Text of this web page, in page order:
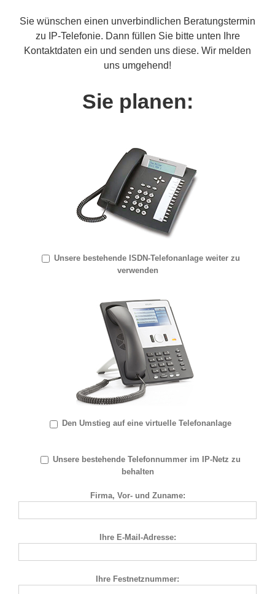
Sie wünschen einen unverbindlichen Beratungstermin
zu IP-Telefonie. Dann füllen Sie bitte unten Ihre
Kontaktdaten ein und senden uns diese. Wir melden
uns umgehend!
Sie planen:
Unsere bestehende ISDN-Telefonanlage weiter zu
verwenden
Den Umstieg auf eine virtuelle Telefonanlage
Unsere bestehende Telefonnummer im IP-Netz zu
behalten
Firma, Vor- und Zuname:
Ihre E-Mail-Adresse:
Ihre Festnetznummer: